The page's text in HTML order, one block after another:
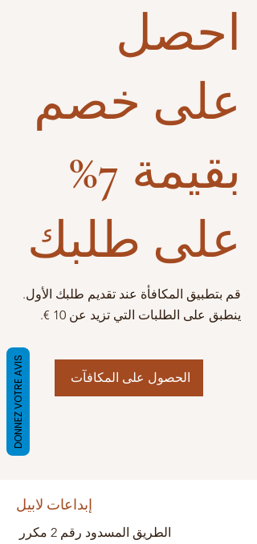
احصل
على خصم
بقيمة 7%
على طلبك
قم بتطبيق المكافأة عند تقديم طلبك الأول.
الحصول على المكافآت
ينطبق على الطلبات التي تزيد عن ‏10 €.
إبداعات لابيل
الطريق المسدود رقم 2 مكرر
DONNEZ VOTRE AVIS